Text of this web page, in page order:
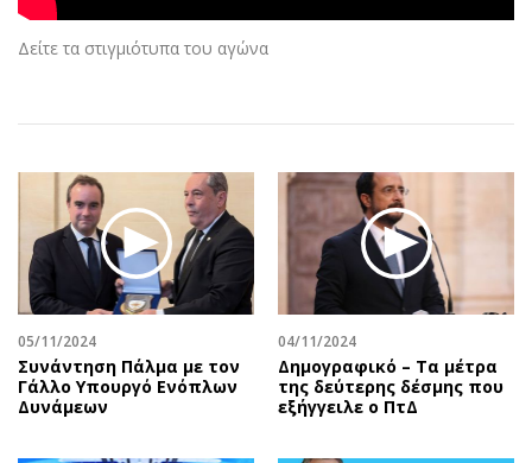
Αθλητισμός
Κύπρος
Διεθνή
Οικονομική
Οικονομία
Real Estate
Επιχειρήσεις
Αγορές
Money Review
AstroBank Properties
Geek
Social
Αφιερώματα
Πολιτική
Οικονομία
Γενικά
Αναδρομές
Πρόσωπα
Περιβάλλον
Δείτε τα στιγμιότυπα του αγώνα
05/11/2024
Συνάντηση Πάλμα με τον
Γάλλο Υπουργό Ενόπλων
Δυνάμεων
04/11/2024
Δημογραφικό – Τα μέτρα
της δεύτερης δέσμης που
εξήγγειλε ο ΠτΔ